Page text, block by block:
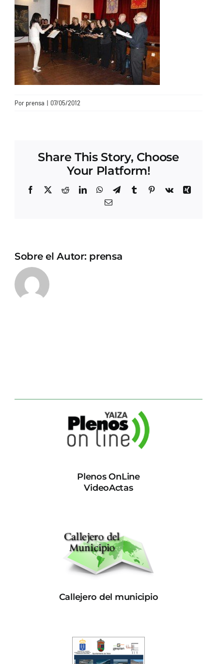
CONTACTO
Por prensa | 07/05/2012
Share This Story, Choose
Your Platform!
Facebook
X RedditLinkedInWhatsApp
TelegramTumblrPinterest
Vk
Xing
Correo
Sobre el Autor: prensa
Plenos OnLine
VideoActas
Callejero del municipio